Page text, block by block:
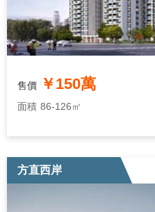
售價 ￥150萬
面積 86-126㎡
方直西岸